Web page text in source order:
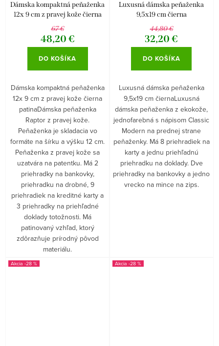
Dámska kompaktná peňaženka
12x 9 cm z pravej kože čierna
patina
67 €
48,20 €
DO KOŠÍKA
Dámska kompaktná peňaženka
12x 9 cm z pravej kože čierna
patinaDámska peňaženka
Raptor z pravej kože.
Peňaženka je skladacia vo
formáte na šírku a výšku 12 cm.
Peňaženka z pravej kože sa
uzatvára na patentku. Má 2
priehradky na bankovky,
priehradku na drobné, 9
priehradiek na kreditné karty a
3 priehradky na priehľadné
doklady totožnosti. Má
patinovaný vzhľad, ktorý
zdôrazňuje prírodný pôvod
materiálu.
Luxusná dámska peňaženka
9,5x19 cm čierna
44,80 €
32,20 €
DO KOŠÍKA
Luxusná dámska peňaženka
9,5x19 cm čiernaLuxusná
dámska peňaženka z ekokože,
jednofarebná s nápisom Classic
Modern na prednej strane
peňaženky. Má 8 priehradiek na
karty a jednu priehľadnú
priehradku na doklady. Dve
priehradky na bankovky a jedno
vrecko na mince na zips.
-28 % -28 %